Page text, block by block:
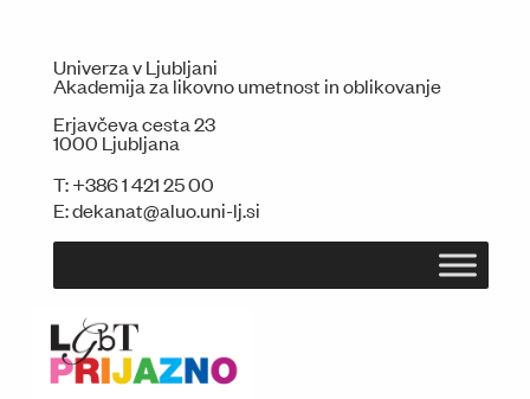
Univerza v Ljubljani
Akademija za likovno umetnost in oblikovanje
Erjavčeva cesta 23
1000 Ljubljana
T:+386 1 421 25 00
E:dekanat@aluo.uni-lj.si